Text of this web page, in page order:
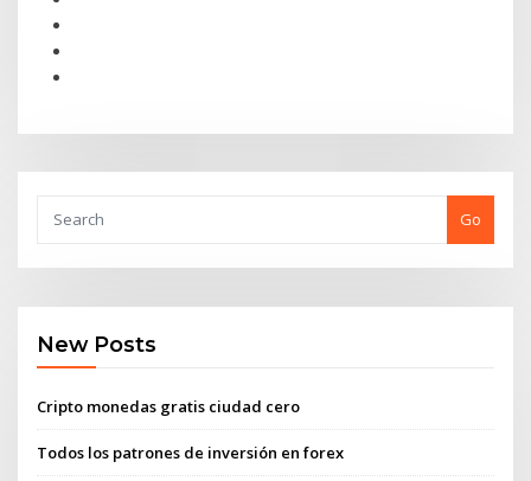
Go
New Posts
Cripto monedas gratis ciudad cero
Todos los patrones de inversión en forex